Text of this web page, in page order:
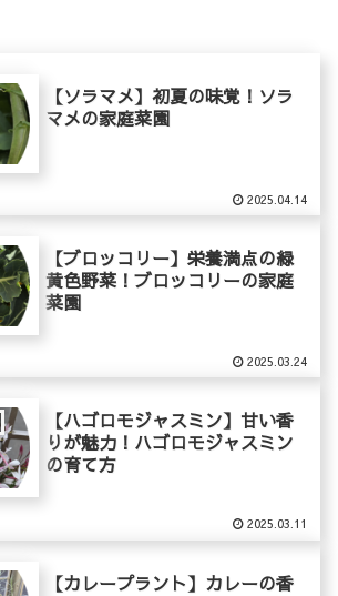
【ソラマメ】初夏の味覚！ソラ
マメの家庭菜園
2025.04.14
【ブロッコリー】栄養満点の緑
黄色野菜！ブロッコリーの家庭
菜園
2025.03.24
【ハゴロモジャスミン】甘い香
りが魅力！ハゴロモジャスミン
の育て方
2025.03.11
【カレープラント】カレーの香